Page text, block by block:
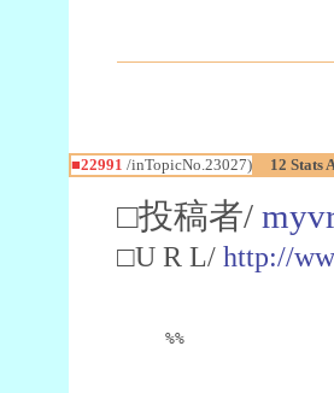
■22991 /inTopicNo.23027) 12 Stats
□投稿者/
□U R L/ http://
%%